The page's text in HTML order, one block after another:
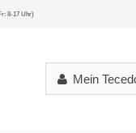
8-17 Uhr)
Mein